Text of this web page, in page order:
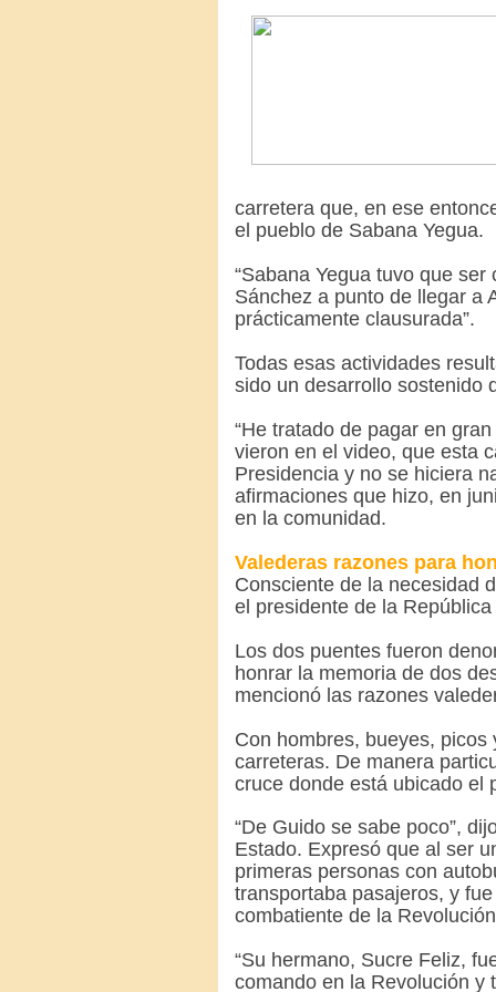
carretera que, en ese
el pueblo de Sabana Yegua.
“Sabana Yegua tuvo que
Sánchez a punto de llegar a
prácticamente clausurada”.
Todas esas actividades
sido un desarrollo sostenido
“He tratado de pagar en
vieron en el video, que esta
Presidencia y no se hiciera
afirmaciones que hizo, en
en la comunidad.
Valederas razones para
Consciente de la necesidad
el presidente de la
Los dos puentes fueron
honrar la memoria de dos
mencionó las razones
Con hombres, bueyes,
carreteras. De manera
cruce donde está ubicado
“De Guido se sabe poco”,
Estado. Expresó que al ser
primeras personas con
transportaba pasajeros, y
combatiente de la
“Su hermano, Sucre Feliz,
comando en la Revolución y